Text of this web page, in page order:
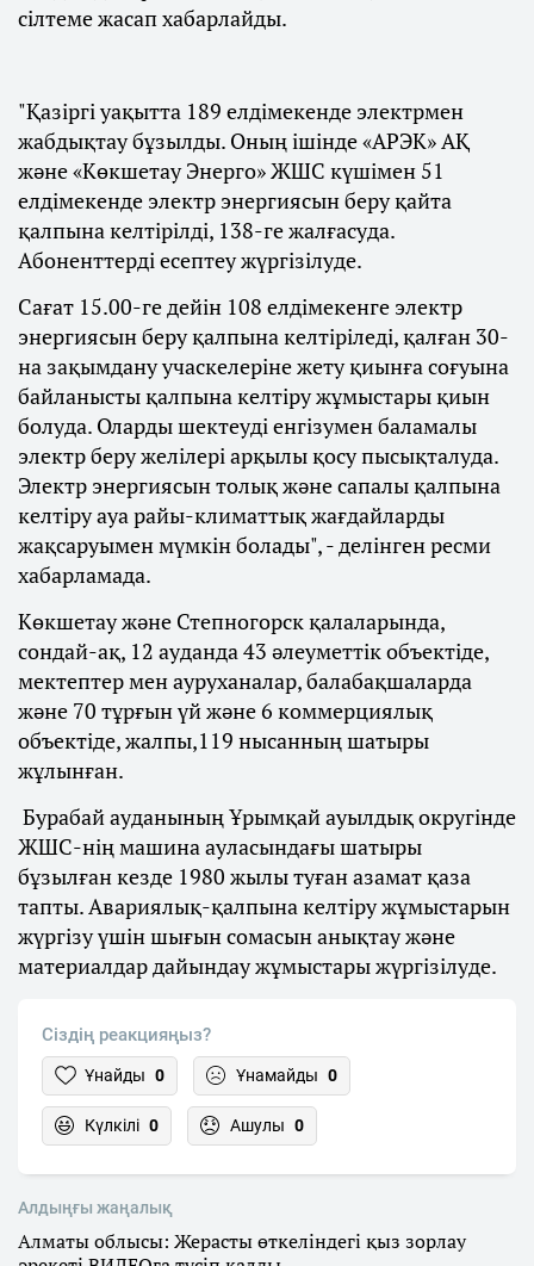
сілтеме жасап хабарлайды.
"Қазіргі уақытта 189 елдімекенде электрмен
жабдықтау бұзылды. Оның ішінде «АРЭК» АҚ
және «Көкшетау Энерго» ЖШС күшімен 51
елдімекенде электр энергиясын беру қайта
қалпына келтірілді, 138-ге жалғасуда.
Абоненттерді есептеу жүргізілуде.
Сағат 15.00-ге дейін 108 елдімекенге электр
энергиясын беру қалпына келтіріледі, қалған 30-
на зақымдану учаскелеріне жету қиынға соғуына
байланысты қалпына келтіру жұмыстары қиын
болуда. Оларды шектеуді енгізумен баламалы
электр беру желілері арқылы қосу пысықталуда.
Электр энергиясын толық және сапалы қалпына
келтіру ауа райы-климаттық жағдайларды
жақсаруымен мүмкін болады", - делінген ресми
хабарламада.
Көкшетау және Степногорск қалаларында,
сондай-ақ, 12 ауданда 43 әлеуметтік объектіде,
мектептер мен ауруханалар, балабақшаларда
және 70 тұрғын үй және 6 коммерциялық
объектіде, жалпы,119 нысанның шатыры
жұлынған.
Бурабай ауданының Ұрымқай ауылдық округінде
ЖШС-нің машина ауласындағы шатыры
бұзылған кезде 1980 жылы туған азамат қаза
тапты. Авариялық-қалпына келтіру жұмыстарын
жүргізу үшін шығын сомасын анықтау және
материалдар дайындау жұмыстары жүргізілуде.
Сіздің реакцияңыз?
Ұнайды 0 Ұнамайды 0
Күлкілі 0 Ашулы 0
Алдыңғы жаңалық
Алматы облысы: Жерасты өткеліндегі қыз зорлау